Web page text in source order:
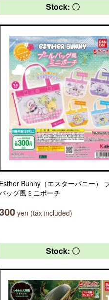
Stock: 〇
Esther Bunny（エスターバニー）
ッグ風ミニポーチ
yen (tax included)
Stock: 〇